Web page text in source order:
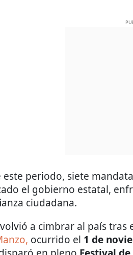
este periodo, siete
el gobierno estatal,
ciudadana.
a cimbrar al país tras
ocurrido el 1 de